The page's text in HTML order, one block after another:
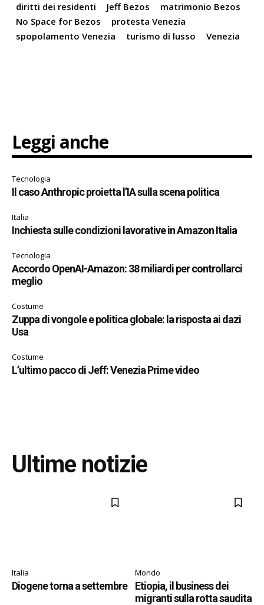
diritti dei residenti
Jeff Bezos
matrimonio Bezos
No Space for Bezos
protesta Venezia
spopolamento Venezia
turismo di lusso Venezia
Leggi anche
Tecnologia
Il caso Anthropic proietta l’IA sulla scena politica
Italia
Inchiesta sulle condizioni lavorative in Amazon Italia
Tecnologia
Accordo OpenAI-Amazon: 38 miliardi per controllarci
meglio
Costume
Zuppa di vongole e politica globale: la risposta ai dazi
Usa
Costume
L’ultimo pacco di Jeff: Venezia Prime video
Ultime notizie
Italia
Diogene torna a settembre
Mondo
Etiopia, il business dei
migranti sulla rotta saudita